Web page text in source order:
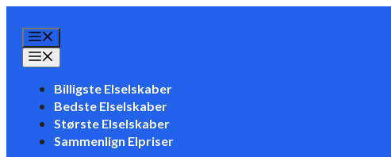
indhold
Billigste Elselskaber
Bedste Elselskaber
Største Elselskaber
Sammenlign Elpriser